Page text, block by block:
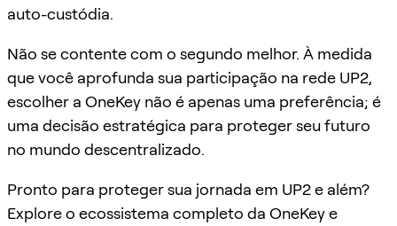
auto-custódia.
Não se contente com o segundo melhor. À medida
que você aprofunda sua participação na rede UP2,
escolher a OneKey não é apenas uma preferência; é
uma decisão estratégica para proteger seu futuro
no mundo descentralizado.
Pronto para proteger sua jornada em UP2 e além?
Explore o ecossistema completo da OneKey e